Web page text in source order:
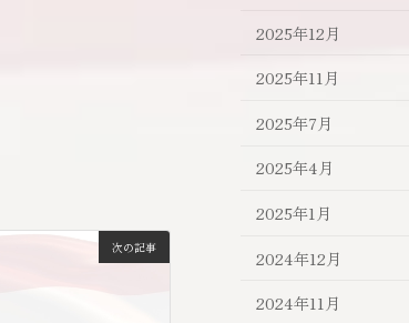
次の記事
2025年12月
2025年11月
2025年7月
2025年4月
2025年1月
2024年12月
2024年11月